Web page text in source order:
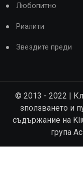
Любопитно
Риалити
Звездите преди
© 2013 - 2022 |
зползването и
съдържание на
група